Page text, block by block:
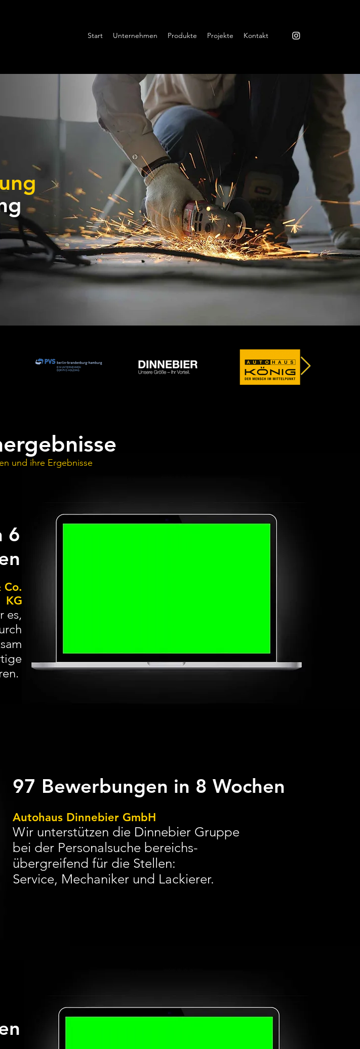
Start Unternehmen Produkte Projekte Kontakt
97 Bewerbungen in 8 Wochen
Wir unterstützen die Dinnebier Gruppe
bei der Personalsuche bereichs-
übergreifend für die Stellen:
Service, Mechaniker und Lackierer.
Autohaus Dinnebier GmbH
6
und ihre Ergebnisse
es,
Co.
KG